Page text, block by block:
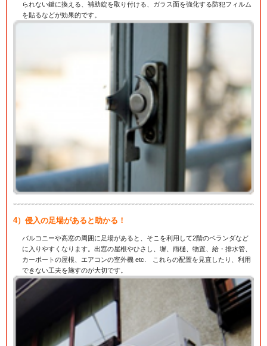
られない鍵に換える、補助錠を取り付ける、ガラス面を強化する防犯フィルム
を貼るなどが効果的です。
4）侵入の足場があると助かる！
バルコニーや高窓の周囲に足場があると、そこを利用して2階のベランダなど
に入りやすくなります。出窓の屋根やひさし、塀、雨樋、物置、給・排水管、
カーポートの屋根、エアコンの室外機 etc. これらの配置を見直したり、利用
できない工夫を施すのが大切です。